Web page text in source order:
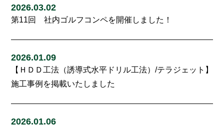
2026.03.02
第11回 社内ゴルフコンペを開催しました！
2026.01.09
【ＨＤＤ工法（誘導式水平ドリル工法）/テラジェット】
施工事例を掲載いたしました
2026.01.06